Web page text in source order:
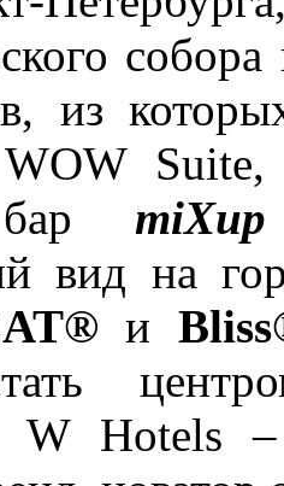
из
бар
вид на
и
W Hotels